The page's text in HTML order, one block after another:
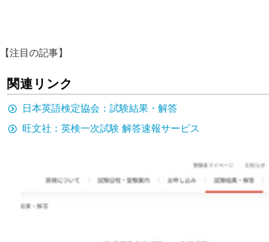
【注目の記事】
関連リンク
日本英語検定協会：試験結果・解答
旺文社：英検一次試験 解答速報サービス